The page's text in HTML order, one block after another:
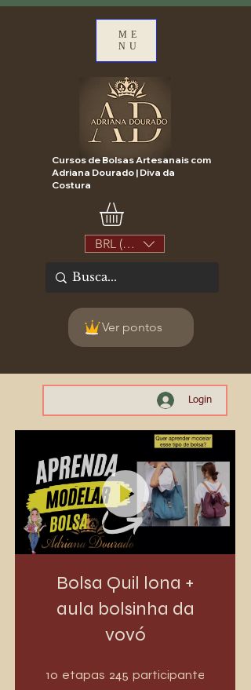
ME
NU
Cursos de Bolsas Artesanais com
Adriana Dourado | Diva da
Costura
BRL (R$)
Ver pontos
Login
Bolsa Quil lona +
aula bolsinha da
vovó
10 etapas 10 etapas
245 participantes